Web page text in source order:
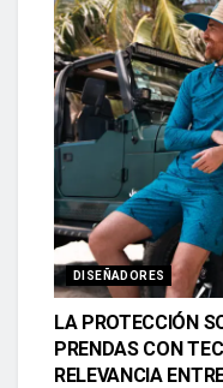
DISEÑADORES
LA PROTECCIÓN
PRENDAS CON
RELEVANCIA